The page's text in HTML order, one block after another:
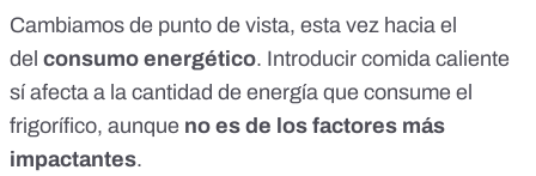
Cambiamos de punto de vista, esta vez hacia el
del consumo energético. Introducir comida caliente
sí afecta a la cantidad de energía que consume el
frigorífico, aunque no es de los factores más
impactantes.